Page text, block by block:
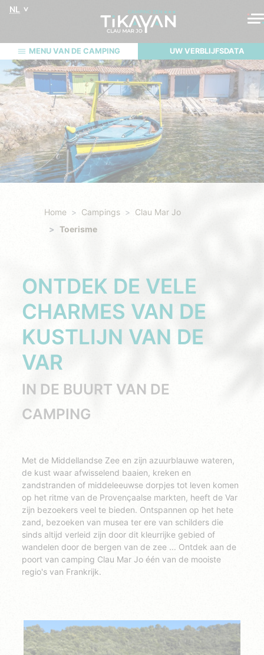
NL
MENU VAN DE CAMPING UW VERBLIJFSDATA
Home Campings
Clau Mar Jo
Toerisme
ONTDEK DE VELE
CHARMES VAN DE
KUSTLIJN VAN DE
VAR
IN DE BUURT VAN DE
CAMPING
Met de Middellandse Zee en zijn azuurblauwe wateren,
de kust waar afwisselend baaien, kreken en
zandstranden of middeleeuwse dorpjes tot leven komen
op het ritme van de Provençaalse markten, heeft de Var
zijn bezoekers veel te bieden. Ontspannen op het hete
zand, bezoeken van musea ter ere van schilders die
sinds altijd verleid zijn door dit kleurrijke gebied of
wandelen door de bergen van de zee ... Ontdek aan de
poort van camping Clau Mar Jo één van de mooiste
regio's van Frankrijk.